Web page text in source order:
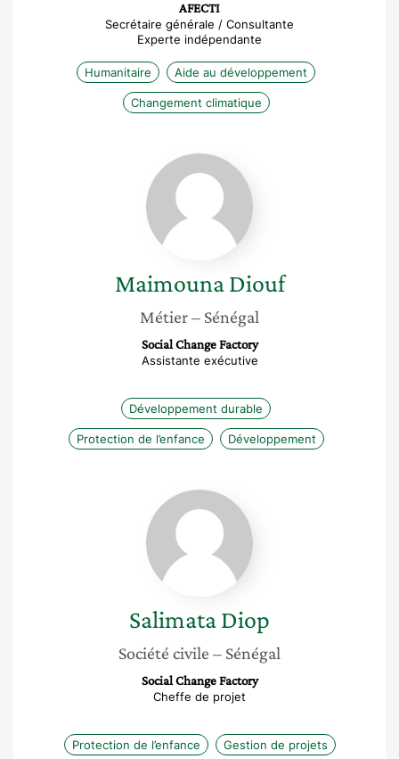
AFECTI
Secrétaire générale / Consultante
Experte indépendante
Humanitaire Aide au développement
Changement climatique
Maimouna
Diouf
Maimouna Diouf
Métier– Sénégal
Social Change Factory
Assistante exécutive
Développement durable
Protection de l’enfance Développement
Salimata
Diop
SalimataDiop
Société civile – Sénégal
Social Change Factory
Cheffe de projet
Protection de l’enfance Gestion de projets